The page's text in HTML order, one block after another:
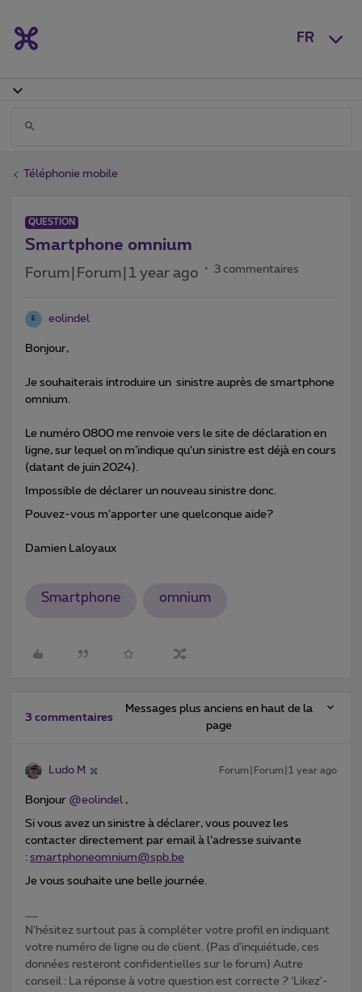
FR
Téléphonie mobile
QUESTION
Smartphone omnium
Forum|Forum|1 year ago 3 commentaires
E eolindel
Bonjour,
Je souhaiterais introduire un sinistre auprès de smartphone
omnium.
Le numéro 0800 me renvoie vers le site de déclaration en
ligne, sur lequel on m’indique qu’un sinistre est déjà en cours
(datant de juin 2024).
Impossible de déclarer un nouveau sinistre donc.
Pouvez-vous m’apporter une quelconque aide?
Damien Laloyaux
Smartphone omnium
3 commentaires
Messages plus anciens en haut de la
page
Ludo M Forum|Forum|1 year ago
Bonjour ​ @eolindel ,
Si vous avez un sinistre à déclarer, vous pouvez les
contacter directement par email à l’adresse suivante
: smartphoneomnium@spb.be
Je vous souhaite une belle journée.
N'hésitez surtout pas à compléter votre profil en indiquant
votre numéro de ligne ou de client. (Pas d'inquiétude, ces
données resteront confidentielles sur le forum) Autre
conseil : La réponse à votre question est correcte ? ‘Likez’-